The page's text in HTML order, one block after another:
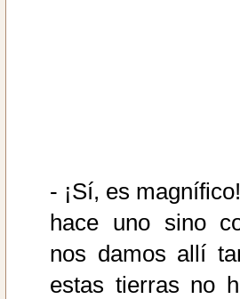
- ¡Sí, es
hace uno sino
nos damos allí
estas tierras no